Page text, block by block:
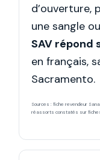
d’ouverture,
une sangle
SAV répond
en français,
Sacramento.
Sources : fiche revendeur
réassorts constatés sur fiches